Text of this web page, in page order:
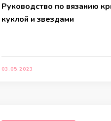
Руководство по вязанию
куклой и звездами
03.05.2023